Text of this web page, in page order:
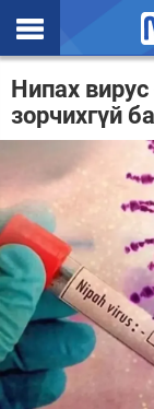
Эхлэл
Цаг агаар
Валют ханш
Улс төр
Эдийн засаг
Үзэл бодол
Спорт
Нийгэм
Нипах вирус
зорчихгүй